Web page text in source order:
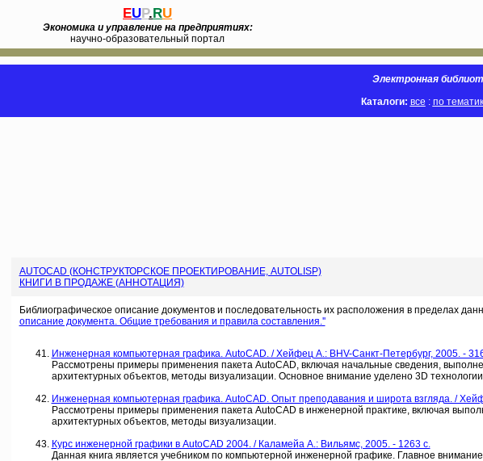
EUP.RU
Экономика и управление на предприятиях:
научно-образовательный портал
Электронная
Каталоги: все : по
AUTOCAD (КОНСТРУКТОРСКОЕ ПРОЕКТИРОВАНИЕ, AUTOLISP)
КНИГИ В ПРОДАЖЕ (АННОТАЦИЯ)
Библиографическое описание документов и последовательность их расположения в пределах
описание документа. Общие требования и правила составления.''
Инженерная компьютерная графика. AutoCAD. / Хейфец А.: BHV-Санкт-Петербург, 2005. -
Рассмотрены примеры применения пакета AutoCAD, включая начальные сведения,
архитектурных объектов, методы визуализации. Основное внимание уделено 3D
Инженерная компьютерная графика. AutoCAD. Опыт преподавания и широта взгляда. /
Рассмотрены примеры применения пакета AutoCAD в инженерной практике, включая
архитектурных объектов, методы визуализации.
Курс инженерной графики в AutoCAD 2004. / Каламейа А.: Вильямс, 2005. - 1263 c.
Данная книга является учебником по компьютерной инженерной графике. Главное